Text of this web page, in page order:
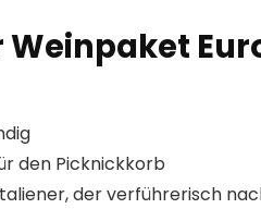
Weinpaket
den Picknickkorb
der verführerisch